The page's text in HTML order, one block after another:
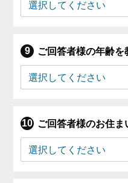
ご回答者様の年齢を
ご回答者様のお住ま